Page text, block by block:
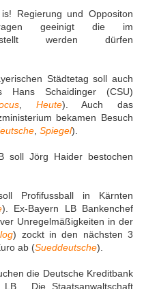
is! Regierung und Oppositon
geeinigt die im
werden dürfen
Städtetag soll auch
Hans Schaidinger (CSU)
Heute). Auch das
bekamen Besuch
Spiegel).
soll Jörg Haider bestochen
Profifussball in Kärnten
). Ex-Bayern LB Bankenchef
Unregelmäßigkeiten in der
) zockt in den nächsten 3
ab (Sueddeutsche).
die Deutsche Kreditbank
. Die Staatsanwaltschaft